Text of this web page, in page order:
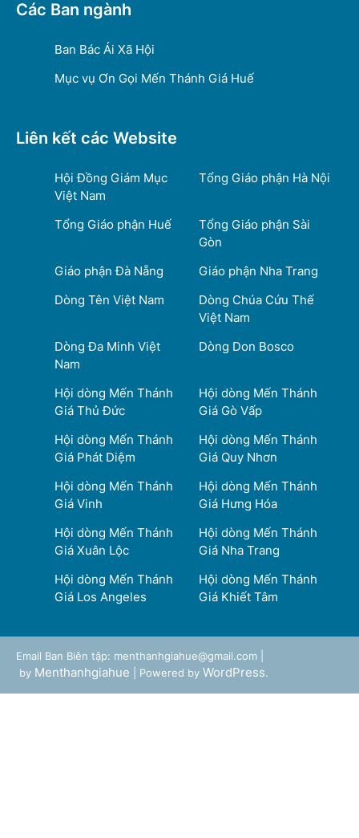
Các Ban ngành
Ban Bác Ái Xã Hội
Mục vụ Ơn Gọi Mến Thánh Giá Huế
Liên kết các Website
Hội Đồng Giám Mục
Việt Nam
Tổng Giáo phận Hà Nội
Tổng Giáo phận Huế
Tổng Giáo phận Sài
Gòn
Giáo phận Đà Nẵng
Giáo phận Nha Trang
Dòng Tên Việt Nam
Dòng Chúa Cứu Thế
Việt Nam
Dòng Đa Minh Việt
Nam
Dòng Don Bosco
Hội dòng Mến Thánh
Giá Thủ Đức
Hội dòng Mến Thánh
Giá Gò Vấp
Hội dòng Mến Thánh
Giá Phát Diệm
Hội dòng Mến Thánh
Giá Quy Nhơn
Hội dòng Mến Thánh
Giá Vinh
Hội dòng Mến Thánh
Giá Hưng Hóa
Hội dòng Mến Thánh
Giá Xuân Lộc
Hội dòng Mến Thánh
Giá Nha Trang
Hội dòng Mến Thánh
Giá Los Angeles
Hội dòng Mến Thánh
Giá Khiết Tâm
Email Ban Biên tập: menthanhgiahue@gmail.com |
by Menthanhgiahue | Powered by WordPress.